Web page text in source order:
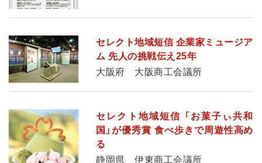
セレクト地域短信 企業家ミュージア
ム 先人の挑戦伝え25年
大阪府 大阪商工会議所
セレクト地域短信 「お菓子ぃ共和
国」が優秀賞 食べ歩きで周遊性高め
る
静岡県 伊東商工会議所